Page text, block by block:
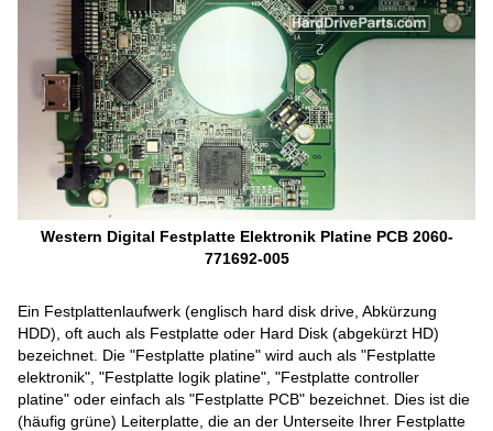
Western Digital Festplatte Elektronik Platine PCB 2060-
771692-005
Ein Festplattenlaufwerk (englisch hard disk drive, Abkürzung
HDD), oft auch als Festplatte oder Hard Disk (abgekürzt HD)
bezeichnet. Die "Festplatte platine" wird auch als "Festplatte
elektronik", "Festplatte logik platine", "Festplatte controller
platine" oder einfach als "Festplatte PCB" bezeichnet. Dies ist die
(häufig grüne) Leiterplatte, die an der Unterseite Ihrer Festplatte